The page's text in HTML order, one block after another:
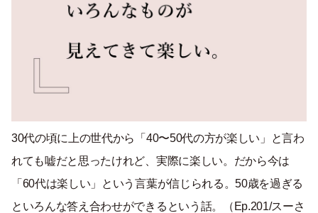
30代の頃に上の世代から「40〜50代の方が楽しい」と言わ
れても嘘だと思ったけれど、実際に楽しい。だから今は
「60代は楽しい」という言葉が信じられる。50歳を過ぎる
といろんな答え合わせができるという話。（Ep.201/スーさ